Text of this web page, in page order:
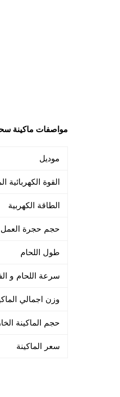
مواصفات ماكينة
موديل
القوة الكهربائية
الطاقة الكهربية
حجم حجرة العمل
طول اللحام
سرعة اللحام و
وزن اجمالي
حجم الماكينة
سعر الماكينة